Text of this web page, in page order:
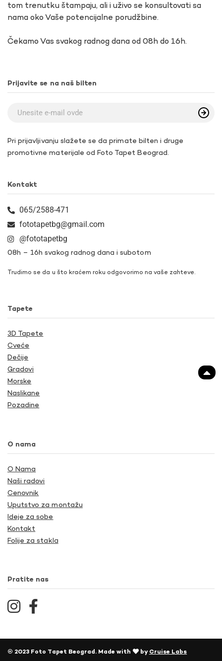
tom trenutku štampaju, ali i uživo se konsultovati sa
nama oko Vaše potencijalne porudžbine.
Čekamo Vas svakog radnog dana od 08h do 16h.
Prijavite se na naš bilten
Pri prijavljivanju slažete se da primate bilten i druge
promotivne materijale od Foto Tapet Beograd.
Kontakt
065/2588-471
fototapetbg@gmail.com
@fototapetbg
08h – 16h svakog radnog dana i subotom
Trudimo se da u što kraćem roku odgovorimo na vaše zahteve.
Tapete
3D Tapete
Cveće
Dečije
Gradovi
Morske
Naslikane
Pozadine
O nama
O Nama
Naši radovi
Cenovnik
Uputstvo za montažu
Ideje za sobe
Kontakt
Folije za stakla
Pratite nas
© 2023 Foto Tapet Beograd. Made with by Cruise Labs